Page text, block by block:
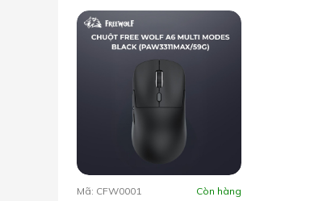
Mã: CFW0001
Còn hàng